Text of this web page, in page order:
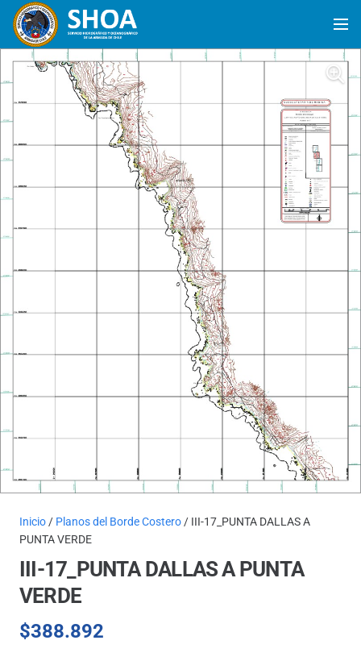
Inicio / Planos del Borde Costero / III-17_PUNTA DALLAS A
PUNTA VERDE
III-17_PUNTA DALLAS A PUNTA
VERDE
$388.892